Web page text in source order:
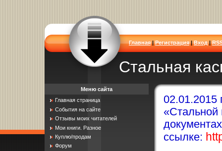
Главная|Регистрация|Вход|
Стальная
02.01.2015
«Стальной
ссылке:
Меню сайта
Главная страница
События на сайте
Отзывы моих читателей
Мои книги. Разное
Куплю/продам
Форум